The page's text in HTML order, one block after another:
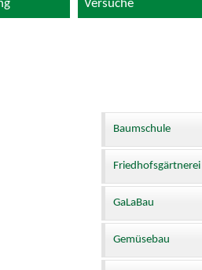
Versuche
Baumschule
Friedhofsgärtnerei
GaLaBau
Gemüsebau